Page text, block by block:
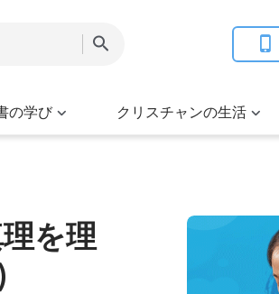
の学び クリスチャンの生活
を理